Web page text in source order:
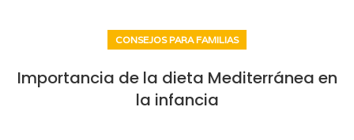
CONSEJOS PARA FAMILIAS
Importancia de la dieta Mediterránea en
la infancia